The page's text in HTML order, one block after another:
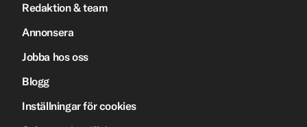
Redaktion & team
Annonsera
Jobba hos oss
Blogg
Inställningar för cookies